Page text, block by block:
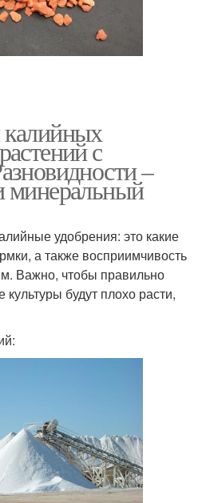
калийных
с
–
минеральный
удобрения: это какие
а также восприимчивость
Важно, чтобы правильно
культуры будут плохо расти,